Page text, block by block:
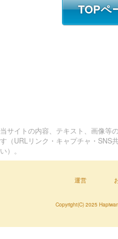
TOPペ
当サイトの内容、テキスト、画像等
す（URLリンク・キャプチャ・SNS
い）。
運営
Copyright(C) 2025